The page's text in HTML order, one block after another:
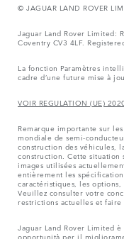
© JAGUAR LAND ROVER
Jaguar Land Rover Limited:
Coventry CV3 4LF.
La fonction Paramètres
cadre d’une future mise à
VOIR REGULATION (UE)
Remarque importante sur
mondiale de semi-
construction des véhicules,
construction. Cette situation
images utilisées
entièrement les
caractéristiques, les
Veuillez consulter votre
restrictions actuelles et faire
Jaguar Land Rover Limited
opportunità per il